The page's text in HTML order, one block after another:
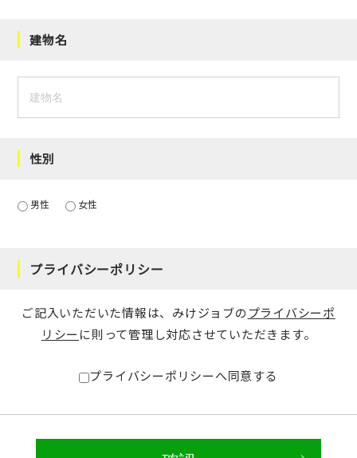
建物名
性別
男性 女性
プライバシーポリシー
ご記入いただいた情報は、みけジョブのプライバシーポ
リシー に則って管理し対応させていただきます。
プライバシーポリシーへ同意する